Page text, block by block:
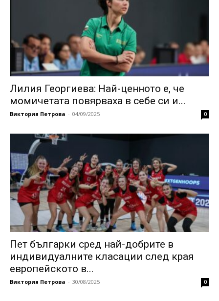
Лилия Георгиева: Най-ценното е, че
момичетата повярваха в себе си и...
Виктория Петрова - 04/09/2025 0
Пет българки сред най-добрите в
индивидуалните класации след края
европейското в...
Виктория Петрова - 30/08/2025 0